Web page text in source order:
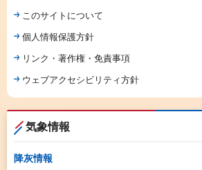
このサイトについて
個人情報保護方針
リンク・著作権・免責事項
ウェブアクセシビリティ方針
気象情報
降灰情報